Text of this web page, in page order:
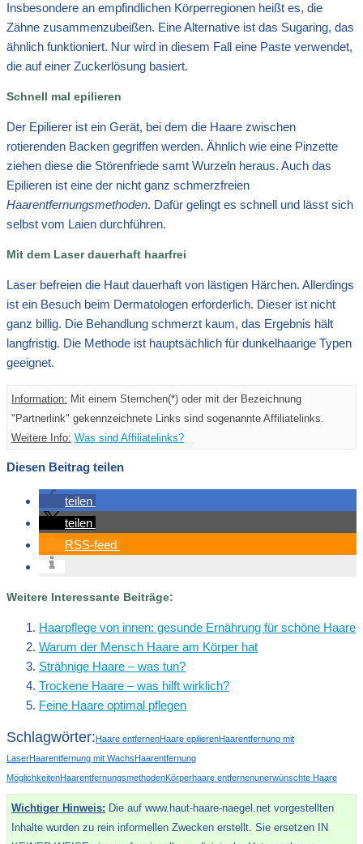
Insbesondere an empfindlichen Körperregionen heißt es, die
Zähne zusammenzubeißen. Eine Alternative ist das Sugaring, das
ähnlich funktioniert. Nur wird in diesem Fall eine Paste verwendet,
die auf einer Zuckerlösung basiert.
Schnell mal epilieren
Der Epilierer ist ein Gerät, bei dem die Haare zwischen
rotierenden Backen gegriffen werden. Ähnlich wie eine Pinzette
ziehen diese die Störenfriede samt Wurzeln heraus. Auch das
Epilieren ist eine der nicht ganz schmerzfreien
Haarentfernungsmethoden. Dafür gelingt es schnell und lässt sich
selbst vom Laien durchführen.
Mit dem Laser dauerhaft haarfrei
Laser befreien die Haut dauerhaft von lästigen Härchen. Allerdings
ist ein Besuch beim Dermatologen erforderlich. Dieser ist nicht
ganz billig. Die Behandlung schmerzt kaum, das Ergebnis hält
langfristig. Die Methode ist hauptsächlich für dunkelhaarige Typen
geeignet.
Information: Mit einem Sternchen(*) oder mit der Bezeichnung
"Partnerlink" gekennzeichnete Links sind sogenannte Affiliatelinks.
Weitere Info: Was sind Affiliatelinks?
Diesen Beitrag teilen
teilen
teilen
RSS-feed
Weitere Interessante Beiträge:
Haarpflege von innen: gesunde Ernährung für schöne Haare
Warum der Mensch Haare am Körper hat
Strähnige Haare – was tun?
Trockene Haare – was hilft wirklich?
Feine Haare optimal pflegen
Schlagwörter:Haare entfernenHaare epilierenHaarentfernung mit
LaserHaarentfernung mit WachsHaarentfernung
MöglichkeitenHaarentfernungsmethodenKörperhaare entfernenunerwünschte Haare
Wichtiger Hinweis: Die auf www.haut-haare-naegel.net vorgestellten
Inhalte wurden zu rein informellen Zwecken erstellt. Sie ersetzen IN